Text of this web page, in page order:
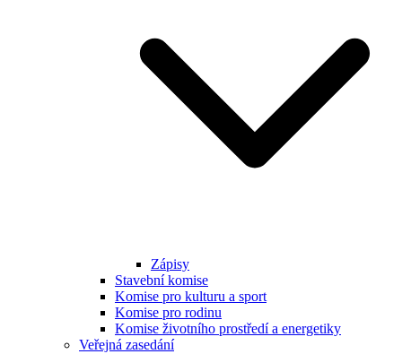
Zápisy
Stavební komise
Komise pro kulturu a sport
Komise pro rodinu
Komise životního prostředí a energetiky
Veřejná zasedání